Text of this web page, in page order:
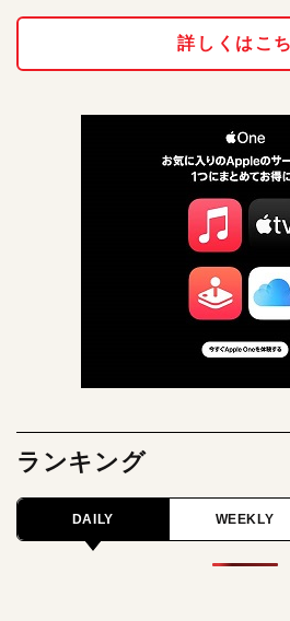
詳しくはこ
ランキング
DAILY WEEKLY